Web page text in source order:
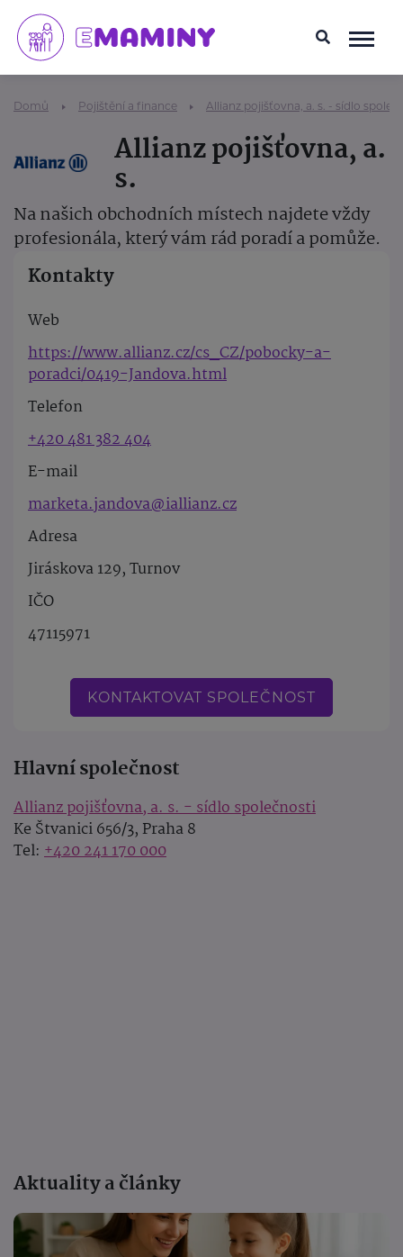
Domů Pojištění a finance Allianz pojišťovna, a. s. - sídlo
Allianz pojišťovna, a.
s.
Na našich obchodních místech najdete vždy
profesionála, který vám rád poradí a pomůže.
Kontakty
Web
https://www.allianz.cz/cs_CZ/pobocky-a-
poradci/0419-Jandova.html
Telefon
+420 481 382 404
E-mail
marketa.jandova@iallianz.cz
Adresa
Jiráskova 129, Turnov
IČO
47115971
KONTAKTOVAT SPOLEČNOST
Hlavní společnost
Allianz pojišťovna, a. s. - sídlo společnosti
Ke Štvanici 656/3, Praha 8
Tel: +420 241 170 000
Aktuality a články